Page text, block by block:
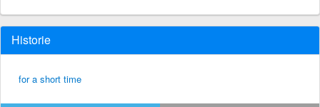
Historie
for a short time